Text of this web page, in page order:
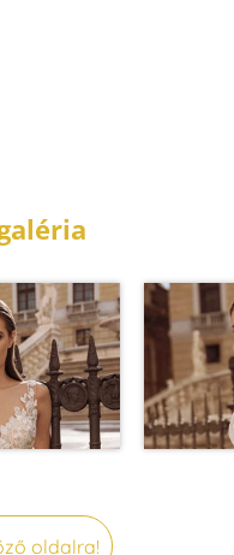
oldalra!